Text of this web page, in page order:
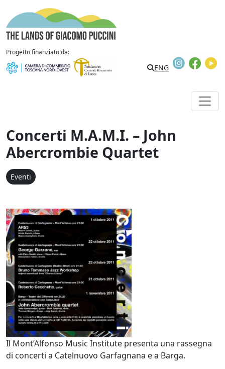
Vai al contenuto
Progetto finanziato da:
Search
ENG
Instagram
Concerti M.A.M.I. – John
Abercrombie Quartet
Eventi
Concerti M.A.M.I. -
Il Mont’Alfonso Music Institute presenta una rassegna
di concerti a Catelnuovo Garfagnana e a Barga.